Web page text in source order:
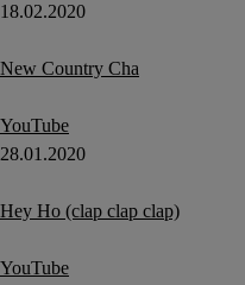
18.02.2020
New Country Cha
YouTube
28.01.2020
Hey Ho (clap clap clap)
YouTube